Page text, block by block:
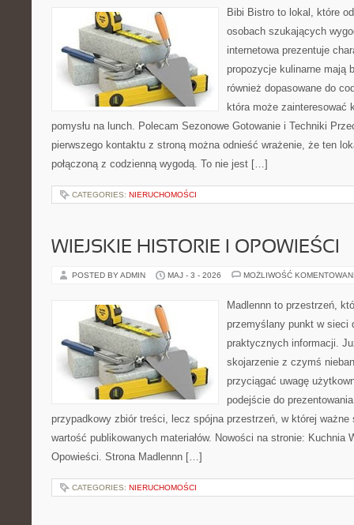
Bibi Bistro to lokal, które
osobach szukających
internetowa prezentuje
propozycje kulinarne mają
również dopasowane do
która może zainteresować
pomysłu na lunch. Polecam Sezonowe Gotowanie i Techniki
pierwszego kontaktu z stroną można odnieść wrażenie, że ten
połączoną z codzienną wygodą. To nie jest […]
CATEGORIES: NIERUCHOMOŚCI
WIEJSKIE HISTORIE I OPOWIEŚCI
POSTED BY ADMIN MAJ - 3 - 2026 MOŻLIWOŚĆ
Madlennn to przestrzeń,
przemyślany punkt w sieci
praktycznych informacji.
skojarzenie z czymś
przyciągać uwagę
podejście do
przypadkowy zbiór treści, lecz spójna przestrzeń, w której ważne
wartość publikowanych materiałów. Nowości na stronie: Kuchnia
Opowieści. Strona Madlennn […]
CATEGORIES: NIERUCHOMOŚCI